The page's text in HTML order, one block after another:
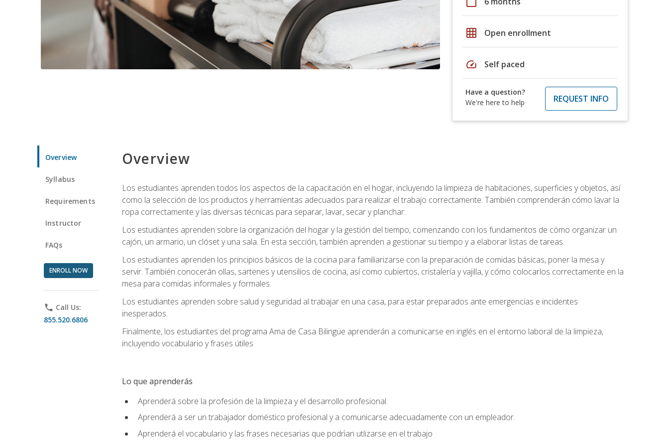
grid_on Open enrollment
speed Self paced
Have a question?
We're here to help
REQUEST INFO
Overview
Syllabus
Requirements
Instructor
FAQs
ENROLL NOW
phone Call Us:
855.520.6806
Overview
Los estudiantes aprenden todos los aspectos de la capacitación en el hogar, incluyendo la limpieza de habitaciones, superficies y objetos, así
como la selección de los productos y herramientas adecuados para realizar el trabajo correctamente. También comprenderán cómo lavar la
ropa correctamente y las diversas técnicas para separar, lavar, secar y planchar.
Los estudiantes aprenden sobre la organización del hogar y la gestión del tiempo, comenzando con los fundamentos de cómo organizar un
cajón, un armario, un clóset y una sala. En esta sección, también aprenden a gestionar su tiempo y a elaborar listas de tareas.
Los estudiantes aprenden los principios básicos de la cocina para familiarizarse con la preparación de comidas básicas, poner la mesa y
servir. También conocerán ollas, sartenes y utensilios de cocina, así como cubiertos, cristalería y vajilla, y cómo colocarlos correctamente en la
mesa para comidas informales y formales.
Los estudiantes aprenden sobre salud y seguridad al trabajar en una casa, para estar preparados ante emergencias e incidentes
inesperados.
Finalmente, los estudiantes del programa Ama de Casa Bilingüe aprenderán a comunicarse en inglés en el entorno laboral de la limpieza,
incluyendo vocabulario y frases útiles
Lo que aprenderás
Aprenderá sobre la profesión de la limpieza y el desarrollo profesional.
Aprenderá a ser un trabajador doméstico profesional y a comunicarse adecuadamente con un empleador.
Aprenderá el vocabulario y las frases necesarias que podrìan utlizarse en el trabajo